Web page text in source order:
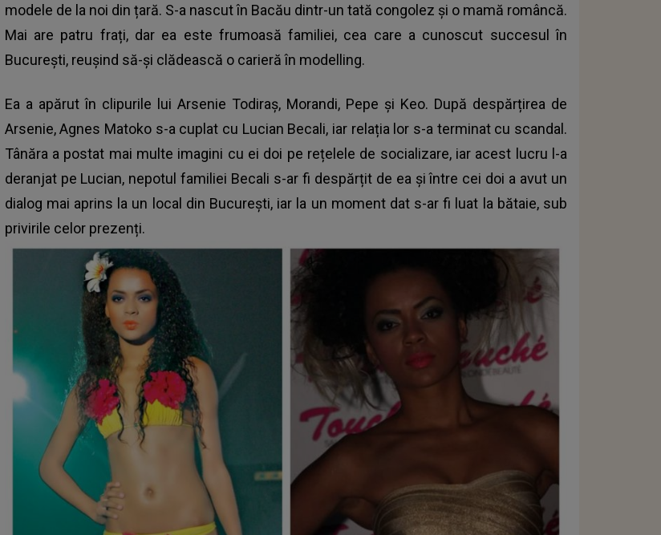
modele de la noi din țară. S-a nascut în Bacău dintr-un tată congolez și o mamă româncă.
Mai are patru frați, dar ea este frumoasă familiei, cea care a cunoscut succesul în
București, reușind să-și clădească o carieră în modelling.
Ea a apărut în clipurile lui Arsenie Todiraş, Morandi, Pepe şi Keo. După despărțirea de
Arsenie, Agnes Matoko s-a cuplat cu Lucian Becali, iar relația lor s-a terminat cu scandal.
Tânăra a postat mai multe imagini cu ei doi pe rețelele de socializare, iar acest lucru l-a
deranjat pe Lucian, nepotul familiei Becali s-ar fi despărțit de ea și între cei doi a avut un
dialog mai aprins la un local din București, iar la un moment dat s-ar fi luat la bătaie, sub
privirile celor prezenți.